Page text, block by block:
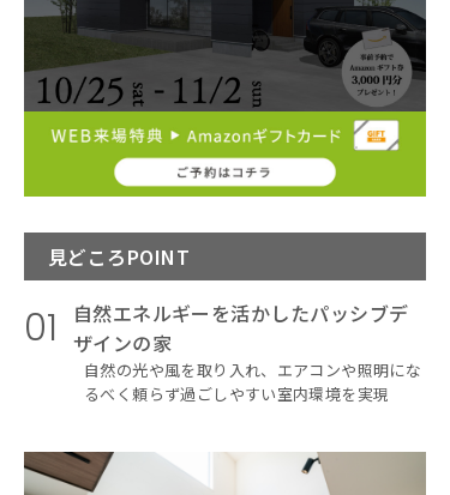
見どころPOINT
01
自然エネルギーを活かしたパッシブデ
ザインの家
自然の光や風を取り入れ、エアコンや照明にな
るべく頼らず過ごしやすい室内環境を実現